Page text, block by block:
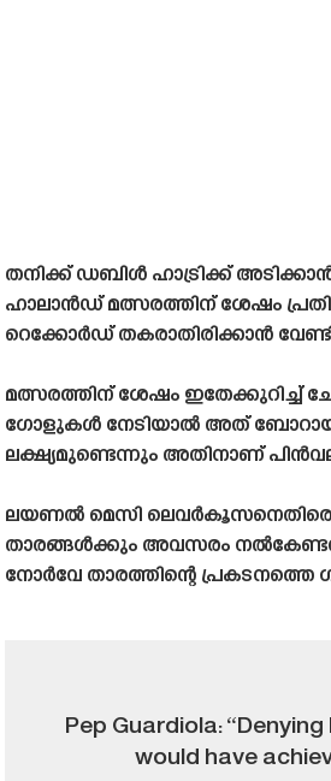
തനിക്ക് ഡബിൾ ഹാട്രിക്ക്
ഹാലാൻഡ് മത്സരത്തിന് ശേഷം
റെക്കോർഡ് തകരാതിരിക്കാൻ
മത്സരത്തിന് ശേഷം ഇതേക്കുറിച്ച്
ഗോളുകൾ നേടിയാൽ അത്
ലക്ഷ്യമുണ്ടെന്നും അതിനാണ്
ലയണൽ മെസി ലെവർകൂസനെതിരെ
താരങ്ങൾക്കും അവസരം
നോർവേ താരത്തിന്റെ
Pep Guardiola:
would have